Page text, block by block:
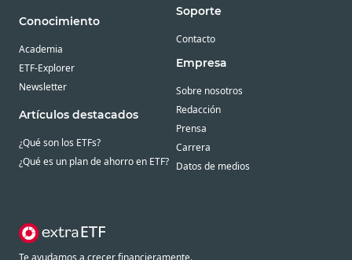
Conocimiento
Academia
ETF-Explorer
Newsletter
Artículos destacados
¿Qué son los ETFs?
¿Qué es un plan de ahorro en ETF?
Soporte
Contacto
Empresa
Sobre nosotros
Redacción
Prensa
Carrera
Datos de medios
Te ayudamos a crecer financieramente.